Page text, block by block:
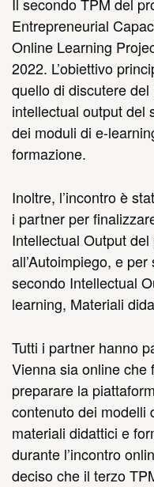
Entrepreneurial
Online Learning
2022. L’obiettivo
quello di discutere del
intellectual output del
dei moduli di e-
formazione.
Inoltre, l’incontro è
i partner per
Intellectual Output
all’Autoimpiego, e
secondo Intellectual
learning, Materiali
Tutti i partner hanno
Vienna sia online che
preparare la
contenuto dei modelli
materiali didattici e
durante l’incontro
deciso che il terzo